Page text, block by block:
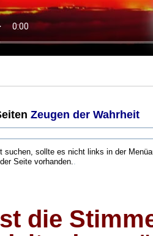
Zeugen der Wahrheit
suchen, sollte es nicht links in der
Seite vorhanden.
die